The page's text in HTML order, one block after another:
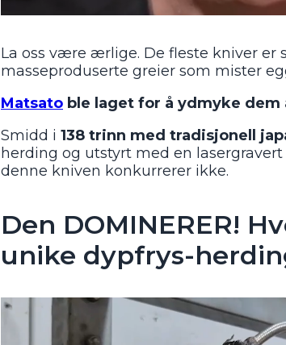
La oss være ærlige. De fleste kniver er
masseproduserte greier som mister
Matsato ble laget for å ydmyke dem
Smidd i 138 trinn med tradisjonell
herding og utstyrt med en
denne kniven konkurrerer ikke.
Den DOMINERER!
unike dypfrys-